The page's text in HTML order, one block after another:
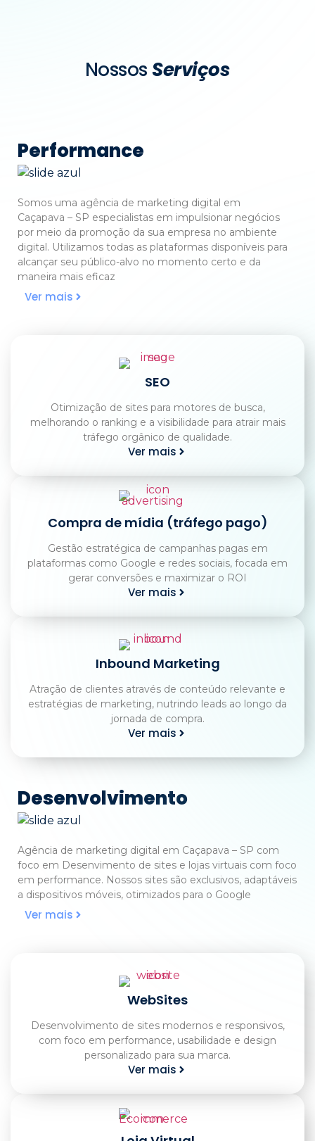
NossosServiços
Performance
Somos uma agência de marketing digital em
Caçapava – SP especialistas em impulsionar negócios
por meio da promoção da sua empresa no ambiente
digital. Utilizamos todas as plataformas disponíveis para
alcançar seu público-alvo no momento certo e da
maneira mais eficaz
Ver mais
SEO
Otimização de sites para motores de busca,
melhorando o ranking e a visibilidade para atrair mais
tráfego orgânico de qualidade.
Ver mais
Compra de mídia (tráfego pago)
Gestão estratégica de campanhas pagas em
plataformas como Google e redes sociais, focada em
gerar conversões e maximizar o ROI
Ver mais
Inbound Marketing
Atração de clientes através de conteúdo relevante e
estratégias de marketing, nutrindo leads ao longo da
jornada de compra.
Ver mais
Desenvolvimento
Agência de marketing digital em Caçapava – SP com
foco em Desenvimento de sites e lojas virtuais com foco
em performance. Nossos sites são exclusivos, adaptáveis
a dispositivos móveis, otimizados para o Google
Ver mais
WebSites
Desenvolvimento de sites modernos e responsivos,
com foco em performance, usabilidade e design
personalizado para sua marca.
Ver mais